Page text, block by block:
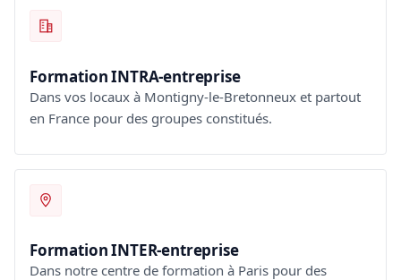
Formation INTRA-entreprise
Dans vos locaux à Montigny-le-Bretonneux et partout
en France pour des groupes constitués.
Formation INTER-entreprise
Dans notre centre de formation à Paris pour des